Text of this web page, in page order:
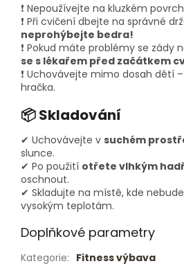
❗ Nepoužívejte na kluzkém
❗ Při cvičení dbejte na správné
neprohýbejte bedra!
❗ Pokud máte problémy se zády
se s lékařem před začátkem
❗ Uchovávejte mimo dosah dětí
hračka.
📦 Skladování
✔ Uchovávejte v suchém
slunce.
✔ Po použití otřete vlhkým
oschnout.
✔ Skladujte na místě, kde
vysokým teplotám.
Doplňkové parametry
Kategorie: Fitness výbava